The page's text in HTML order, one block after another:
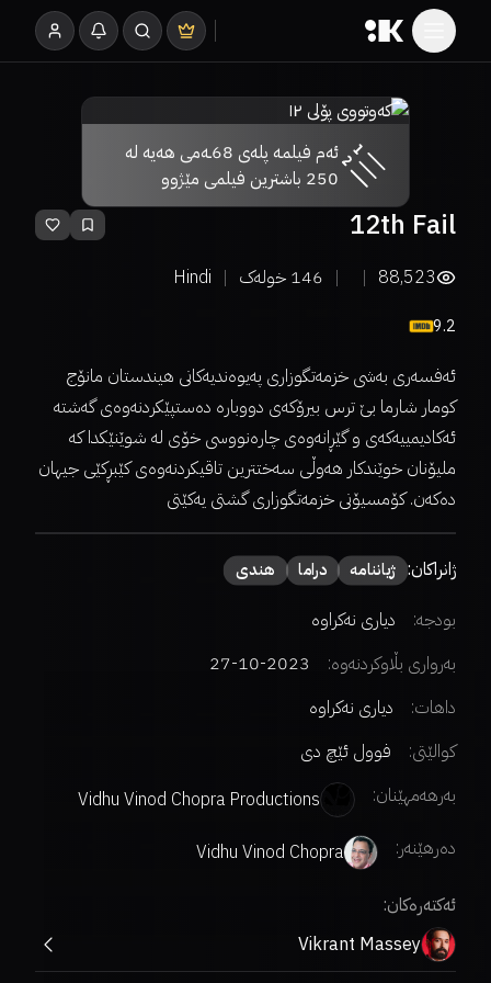
ئەم فیلمە پلەی 68ـەمی هەیە لە
250 باشترین فیلمی مێژوو
12th Fail
88,523
146 خولەک Hindi
9.2
ئەفسەری بەشی خزمەتگوزاری پەیوەندیەکانی هیندستان مانۆج
کومار شارما بێ ترس بیرۆکەی دووبارە دەستپێکردنەوەی گەشتە
ئەکادیمییەکەی و گێڕانەوەی چارەنووسی خۆی لە شوێنێکدا کە
ملیۆنان خوێندکار هەوڵی سەختترین تاقیکردنەوەی کێبڕکێی جیهان
دەکەن. کۆمسیۆنی خزمەتگوزاری گشتی یەکێتی
ژانراکان: ژیاننامە دراما هندی
بودجە:
دیاری نەکراوە
بەرواری بڵاوکردنەوە:
2023-10-27
داهات:
دیاری نەکراوە
کوالێتی:
فوول ئێچ دی
بەرهەمهێنان:
Vidhu Vinod Chopra Productions
دەرهێنەر:
Vidhu Vinod Chopra
ئەکتەرەکان:
Vikrant Massey